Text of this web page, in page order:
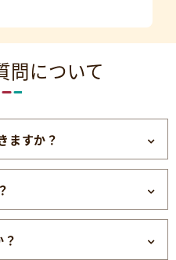
問について
ますか？